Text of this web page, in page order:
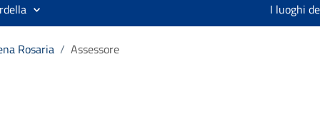
I luoghi
Rosaria / Assessore